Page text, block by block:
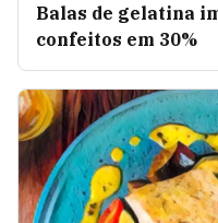
Balas de gelatina
confeitos em 30%